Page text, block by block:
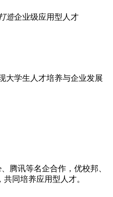
造企业级应用型人才
大学生人才培养与企业发展
腾讯等名企合作，优校邦、
同培养应用型人才。